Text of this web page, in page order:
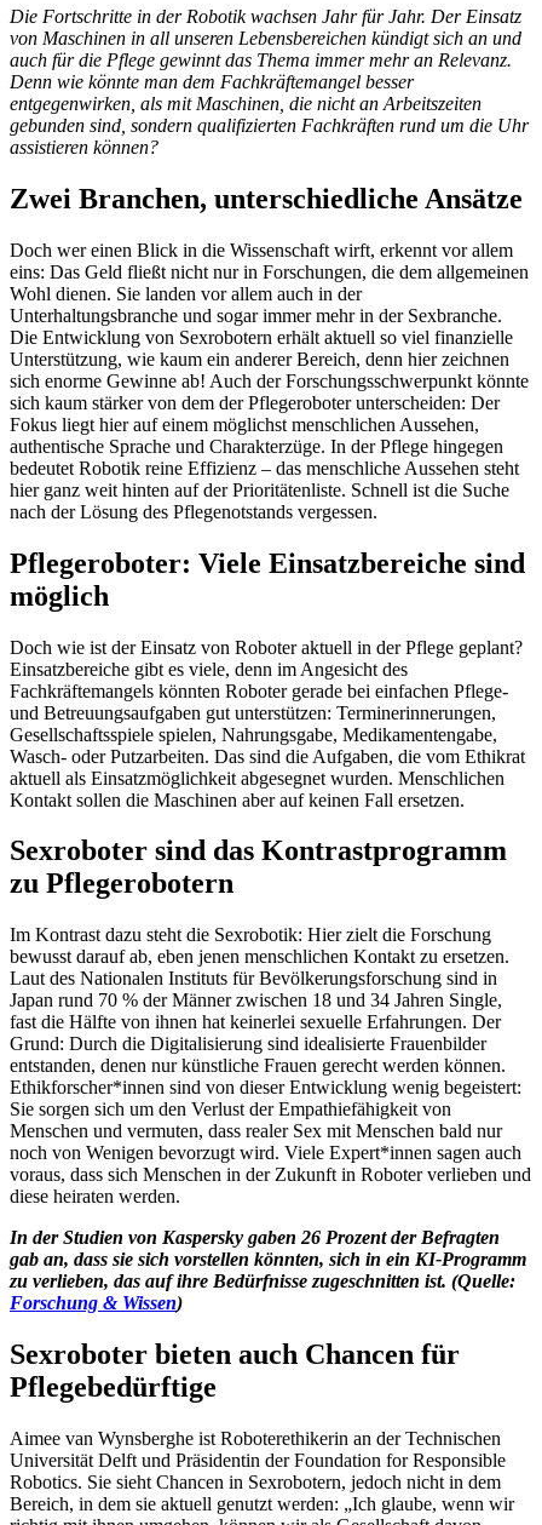
Die Fortschritte in der Robotik wachsen Jahr für Jahr. Der Einsatz
von Maschinen in all unseren Lebensbereichen kündigt sich an und
auch für die Pflege gewinnt das Thema immer mehr an Relevanz.
Denn wie könnte man dem Fachkräftemangel besser
entgegenwirken, als mit Maschinen, die nicht an Arbeitszeiten
gebunden sind, sondern qualifizierten Fachkräften rund um die Uhr
assistieren können?
Zwei Branchen, unterschiedliche Ansätze
Doch wer einen Blick in die Wissenschaft wirft, erkennt vor allem
eins: Das Geld fließt nicht nur in Forschungen, die dem allgemeinen
Wohl dienen. Sie landen vor allem auch in der
Unterhaltungsbranche und sogar immer mehr in der Sexbranche.
Die Entwicklung von Sexrobotern erhält aktuell so viel finanzielle
Unterstützung, wie kaum ein anderer Bereich, denn hier zeichnen
sich enorme Gewinne ab! Auch der Forschungsschwerpunkt könnte
sich kaum stärker von dem der Pflegeroboter unterscheiden: Der
Fokus liegt hier auf einem möglichst menschlichen Aussehen,
authentische Sprache und Charakterzüge. In der Pflege hingegen
bedeutet Robotik reine Effizienz – das menschliche Aussehen steht
hier ganz weit hinten auf der Prioritätenliste. Schnell ist die Suche
nach der Lösung des Pflegenotstands vergessen.
Pflegeroboter: Viele Einsatzbereiche sind
möglich
Doch wie ist der Einsatz von Roboter aktuell in der Pflege geplant?
Einsatzbereiche gibt es viele, denn im Angesicht des
Fachkräftemangels könnten Roboter gerade bei einfachen Pflege-
und Betreuungsaufgaben gut unterstützen: Terminerinnerungen,
Gesellschaftsspiele spielen, Nahrungsgabe, Medikamentengabe,
Wasch- oder Putzarbeiten. Das sind die Aufgaben, die vom Ethikrat
aktuell als Einsatzmöglichkeit abgesegnet wurden. Menschlichen
Kontakt sollen die Maschinen aber auf keinen Fall ersetzen.
Sexroboter sind das Kontrastprogramm
zu Pflegerobotern
Im Kontrast dazu steht die Sexrobotik: Hier zielt die Forschung
bewusst darauf ab, eben jenen menschlichen Kontakt zu ersetzen.
Laut des Nationalen Instituts für Bevölkerungsforschung sind in
Japan rund 70 % der Männer zwischen 18 und 34 Jahren Single,
fast die Hälfte von ihnen hat keinerlei sexuelle Erfahrungen. Der
Grund: Durch die Digitalisierung sind idealisierte Frauenbilder
entstanden, denen nur künstliche Frauen gerecht werden können.
Ethikforscher*innen sind von dieser Entwicklung wenig begeistert:
Sie sorgen sich um den Verlust der Empathiefähigkeit von
Menschen und vermuten, dass realer Sex mit Menschen bald nur
noch von Wenigen bevorzugt wird. Viele Expert*innen sagen auch
voraus, dass sich Menschen in der Zukunft in Roboter verlieben und
diese heiraten werden.
In der Studien von Kaspersky gaben 26 Prozent der Befragten
gab an, dass sie sich vorstellen könnten, sich in ein KI-Programm
zu verlieben, das auf ihre Bedürfnisse zugeschnitten ist. (Quelle:
Forschung & Wissen)
Sexroboter bieten auch Chancen für
Pflegebedürftige
Aimee van Wynsberghe ist Roboterethikerin an der Technischen
Universität Delft und Präsidentin der Foundation for Responsible
Robotics. Sie sieht Chancen in Sexrobotern, jedoch nicht in dem
Bereich, in dem sie aktuell genutzt werden: „Ich glaube, wenn wir